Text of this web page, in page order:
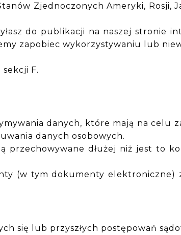
Zjednoczonych Ameryki, Rosji,
do publikacji na naszej stronie
zapobiec wykorzystywaniu lub
F.
danych, które mają na celu
danych osobowych.
dłużej niż jest to
(w tym dokumenty elektroniczne)
się lub przyszłych postępowań